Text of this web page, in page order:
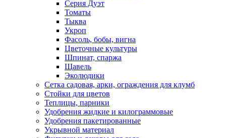
Серия Дуэт
Томаты
Тыква
Укроп
Фасоль, бобы, вигна
Цветочные культуры
Шпинат, спаржа
Щавель
Эколюдики
Сетка садовая, арки, ограждения для клумб
Стойки для цветов
Теплицы, парники
Удобрения жидкие и килограммовые
Удобрения пакетированные
Укрывной материал